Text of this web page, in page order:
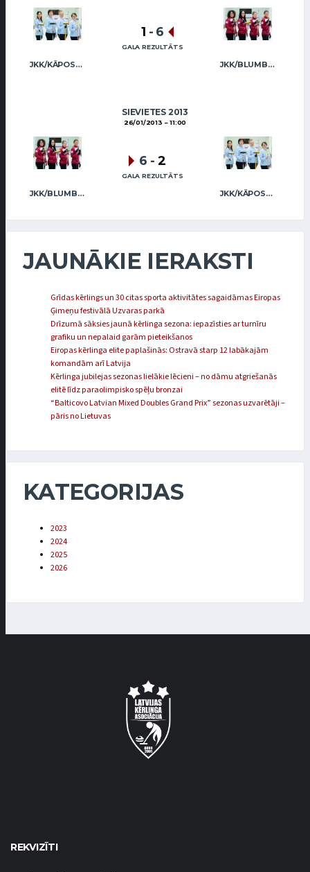
JKK/KĀPOSTIŅA JKK/BLUMBERGA-BĒRZIŅA
1 - 6
GALA REZULTĀTS
SIEVIETES 2013
26/01/2013 11:00
JKK/BLUMBERGA-BĒRZIŅA JKK/KĀPOSTIŅA
6 - 2
GALA REZULTĀTS
JAUNĀKIE IERAKSTI
Grīdas kērlings un 30 citas sporta aktivitātes sagaidāmas Eiropas
Ģimeņu festivālā Uzvaras parkā
Drīzumā sāksies jaunā kērlinga sezona: iepazīsties ar turnīru
grafiku un nepalaid garām pieteikšanos
Eiropas kērlinga elite paplašinās: Ostravā starp 12 labākajām
komandām arī Latvija
Kērlinga jubilejas sezonas lielākie lēcieni – no dāmu atgriešanās
elitē līdz paraolimpisko spēļu bronzai
“Balticovo Latvian Mixed Doubles Grand Prix” sezonas uzvarētāji –
pāris no Lietuvas
KATEGORIJAS
2023
2024
2025
2026
REKVIZĪTI